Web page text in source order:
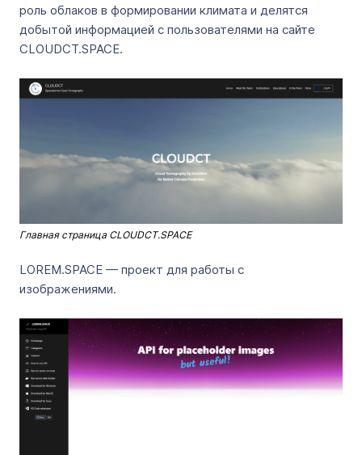
роль облаков в формировании климата и делятся
добытой информацией с пользователями на сайте
CLOUDCT.SPACE.
Главная страница CLOUDCT.SPACE
LOREM.SPACE — проект для работы с
изображениями.